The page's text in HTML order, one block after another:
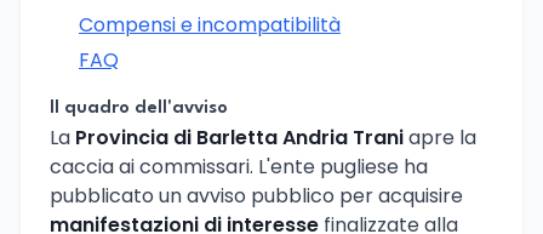
Compensi e incompatibilità
FAQ
Il quadro dell'avviso
La Provincia di Barletta Andria Traniapre la
caccia ai commissari. L'ente pugliese ha
pubblicato un avviso pubblico per acquisire
manifestazioni di interesse finalizzate alla